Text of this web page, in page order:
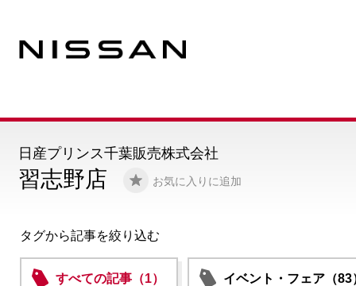
習志野店 お気に入りに追加
日産プリンス千葉販売株式会社
タグから記事を絞り込む
すべての記事（1） イベント・フェア（83